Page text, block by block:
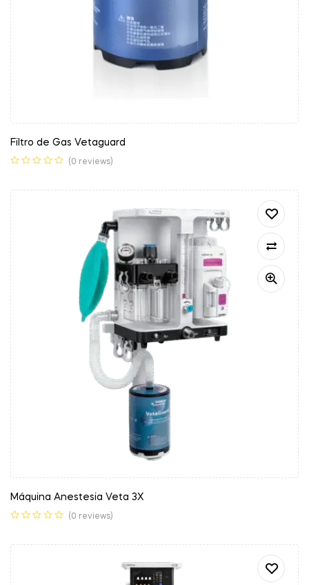
Filtro de Gas Vetaguard
(0 reviews)
Máquina Anestesia Veta 3X
(0 reviews)